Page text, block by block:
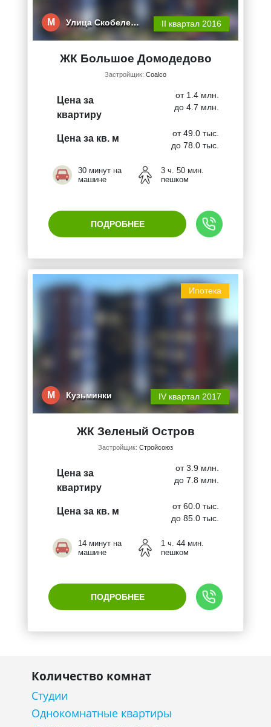
М Улица Скобеле… II квартал 2016
ЖК Большое Домодедово
Застройщик: Coalco
Цена за
квартиру
от 1.4 млн.
до 4.7 млн.
Цена за кв. м
от 49.0 тыс.
до 78.0 тыс.
30 минут на
машине
3 ч. 50 мин.
пешком
ПОДРОБНЕЕ
Ипотека
М Кузьминки IV квартал 2017
ЖК Зеленый Остров
Застройщик: Стройсоюз
Цена за
квартиру
от 3.9 млн.
до 7.8 млн.
Цена за кв. м
от 60.0 тыс.
до 85.0 тыс.
14 минут на
машине
1 ч. 44 мин.
пешком
ПОДРОБНЕЕ
Количество комнат
Студии
Однокомнатные квартиры